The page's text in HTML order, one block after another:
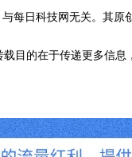
每日科技网无关。其
目的在于传递更多信息